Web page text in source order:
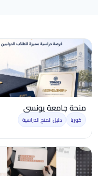
منحة جامعة يونسي
كوريا دليل المنح الدراسية